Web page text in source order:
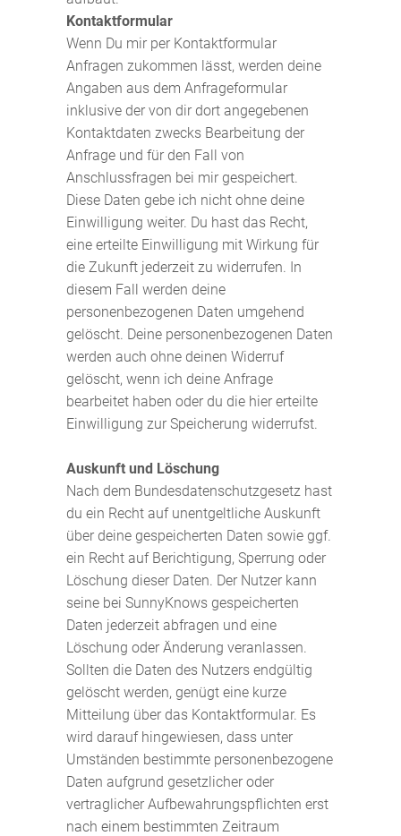
Kontaktformular
Wenn Du mir per Kontaktformular
Anfragen zukommen lässt, werden deine
Angaben aus dem Anfrageformular
inklusive der von dir dort angegebenen
Kontaktdaten zwecks Bearbeitung der
Anfrage und für den Fall von
Anschlussfragen bei mir gespeichert.
Diese Daten gebe ich nicht ohne deine
Einwilligung weiter. Du hast das Recht,
eine erteilte Einwilligung mit Wirkung für
die Zukunft jederzeit zu widerrufen. In
diesem Fall werden deine
personenbezogenen Daten umgehend
gelöscht. Deine personenbezogenen Daten
werden auch ohne deinen Widerruf
gelöscht, wenn ich deine Anfrage
bearbeitet haben oder du die hier erteilte
Einwilligung zur Speicherung widerrufst.
Auskunft und Löschung
Nach dem Bundesdatenschutzgesetz hast
du ein Recht auf unentgeltliche Auskunft
über deine gespeicherten Daten sowie ggf.
ein Recht auf Berichtigung, Sperrung oder
Löschung dieser Daten. Der Nutzer kann
seine bei SunnyKnows gespeicherten
Daten jederzeit abfragen und eine
Löschung oder Änderung veranlassen.
Sollten die Daten des Nutzers endgültig
gelöscht werden, genügt eine kurze
Mitteilung über das Kontaktformular. Es
wird darauf hingewiesen, dass unter
Umständen bestimmte personenbezogene
Daten aufgrund gesetzlicher oder
vertraglicher Aufbewahrungspflichten erst
nach einem bestimmten Zeitraum